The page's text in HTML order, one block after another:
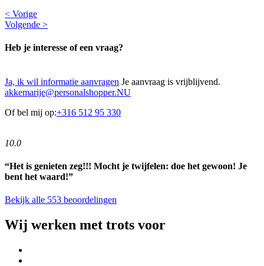
< Vorige
Volgende >
Heb je interesse of een vraag?
Ja, ik wil informatie aanvragen Je aanvraag is vrijblijvend.
akkemarije@personalshopper.NU
Of bel mij op:+316 512 95 330
10.0
“Het is genieten zeg!!! Mocht je twijfelen: doe het gewoon! Je
bent het waard!”
Bekijk alle 553 beoordelingen
Wij werken met trots voor